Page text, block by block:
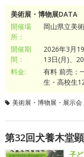
美術展・博物展DATA
開催場
所：
岡山県立美
開催期
間：
2026年3月
13日(月)、
料金:
有料 前売：
生・高校生
美術展・博物展・展示会
第32回犬養木堂
子